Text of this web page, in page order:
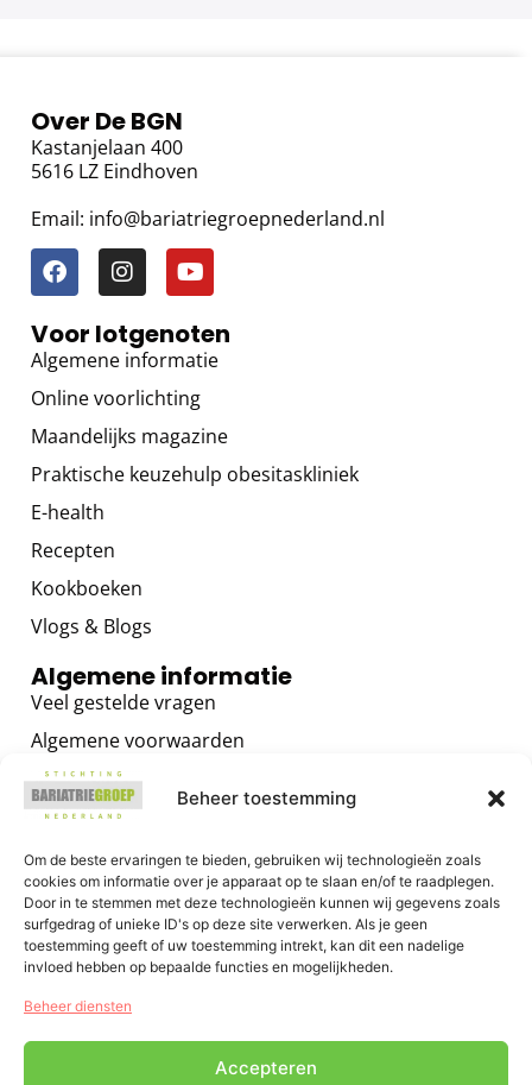
Beheer toestemming
Om de beste ervaringen te bieden, gebruiken wij technologieën zoals
cookies om informatie over je apparaat op te slaan en/of te raadplegen.
Door in te stemmen met deze technologieën kunnen wij gegevens zoals
surfgedrag of unieke ID's op deze site verwerken. Als je geen
toestemming geeft of uw toestemming intrekt, kan dit een nadelige
invloed hebben op bepaalde functies en mogelijkheden.
Beheer diensten
Accepteren
Over De BGN
Kastanjelaan 400
5616 LZ Eindhoven
Email: info@bariatriegroepnederland.nl
Voor lotgenoten
Algemene informatie
Online voorlichting
Maandelijks magazine
Praktische keuzehulp obesitaskliniek
E-health
Recepten
Kookboeken
Vlogs & Blogs
Algemene informatie
Veel gestelde vragen
Algemene voorwaarden
Privacybeleid
Contact
Voor zorgverleners
Algemene informatie
Training voor zorgverleners
Het GRIP OP JE GEWICHT Programma
E-health voor zorgverleners